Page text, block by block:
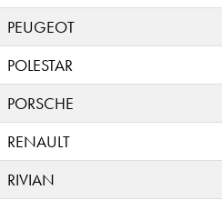
PEUGEOT
POLESTAR
PORSCHE
RENAULT
RIVIAN